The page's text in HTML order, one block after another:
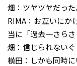
畑：ツヤツヤだった
RIMA：お互いにか
当に「過去一さら
畑：信じられないぐ
横田：しかも同時に